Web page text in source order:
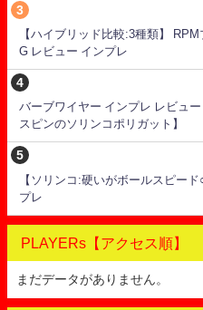
【ハイブリッド比較:3種類】
G レビュー インプレ
バーブワイヤー インプレ レビュ
スピンのソリンコポリガット】
【ソリンコ:硬いがボールスピー
プレ
PLAYERs【アクセス順】
まだデータがありません。